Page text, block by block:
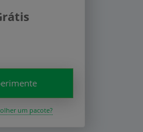
um pacote?